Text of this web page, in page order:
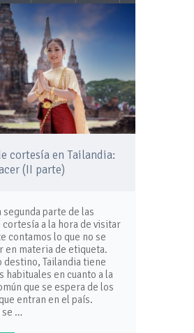
cortesía en Tailandia:
(II parte)
segunda parte de las
cortesía a la hora de visitar
contamos lo que no se
en materia de etiqueta.
destino, Tailandia tiene
habituales en cuanto a la
que se espera de los
entran en el país.
se …